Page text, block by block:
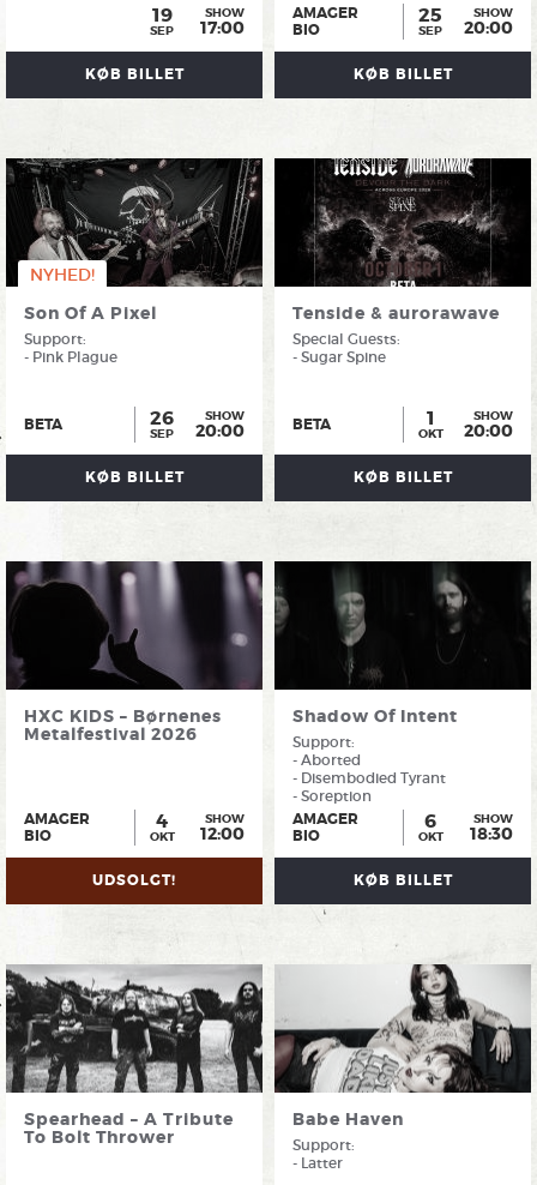
19
SEP
SHOW
17:00
KØB BILLET
AMAGER
BIO
25
SEP
SHOW
20:00
KØB BILLET
NYHED!
Son Of A Pixel
Support:
- Pink Plague
BETA 26
SEP
SHOW
20:00
KØB BILLET
Tenside & aurorawave
Special Guests:
- Sugar Spine
BETA 1
OKT
SHOW
20:00
KØB BILLET
HXC KIDS – Børnenes
Metalfestival 2026
AMAGER
BIO
4
OKT
SHOW
12:00
UDSOLGT!
Shadow Of Intent
Support:
- Aborted
- Disembodied Tyrant
- Soreption
AMAGER
BIO
6
OKT
SHOW
18:30
KØB BILLET
Spearhead – A Tribute
To Bolt Thrower
Babe Haven
Support:
- Latter